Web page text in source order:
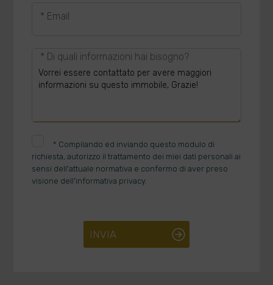
* Email
* Di quali informazioni hai bisogno?
* Compilando ed inviando questo modulo di
richiesta, autorizzo il trattamento dei miei dati personali ai
sensi dell'attuale normativa e confermo di aver preso
visione dell'informativa privacy.
INVIA